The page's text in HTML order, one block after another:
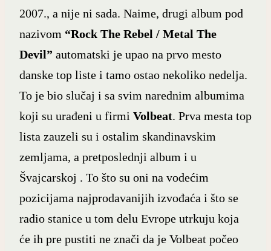
2007., a nije ni sada. Naime, drugi album pod
nazivom “Rock The Rebel / Metal The
Devil” automatski je upao na prvo mesto
danske top liste i tamo ostao nekoliko nedelja.
To je bio slučaj i sa svim narednim albumima
koji su urađeni u firmi Volbeat. Prva mesta top
lista zauzeli su i ostalim skandinavskim
zemljama, a pretposlednji album i u
Švajcarskoj . To što su oni na vodećim
pozicijama najprodavanijih izvođaća i što se
radio stanice u tom delu Evrope utrkuju koja
će ih pre pustiti ne znači da je Volbeat počeo